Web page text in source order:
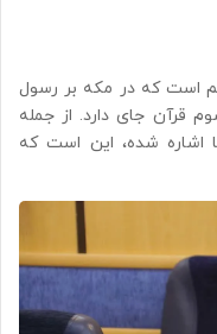
است که در مکه بر رسول
جای دارد. از جمله
اشاره شده، این است که